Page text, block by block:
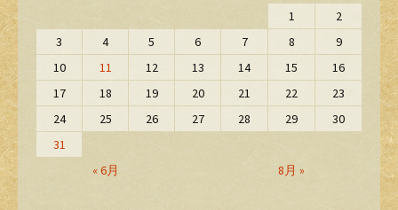
« 6月 8月 »
1
2
3
4 5 6 7 8
9
10
11 12 13 14 15
16
17
18 19 20 21 22
23
24
25 26 27 28 29
30
31